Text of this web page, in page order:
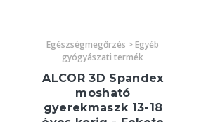
Egészségmegőrzés > Egyéb
gyógyászati termék
ALCOR 3D Spandex
mosható
gyerekmaszk 13-18